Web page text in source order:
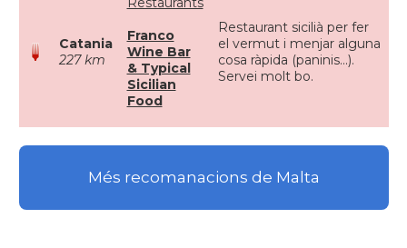
Catania
227 km
Franco
Wine Bar
& Typical
Sicilian
Food
Restaurant sicilià per fer
el vermut i menjar alguna
cosa ràpida (paninis...).
Servei molt bo.
Més recomanacions de Malta